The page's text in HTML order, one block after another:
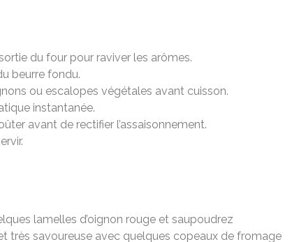
du four pour raviver les arômes.
beurre fondu.
ou escalopes végétales avant cuisson.
instantanée.
avant de rectifier l’assaisonnement.
lamelles d’oignon rouge et saupoudrez
très savoureuse avec quelques copeaux de fromage